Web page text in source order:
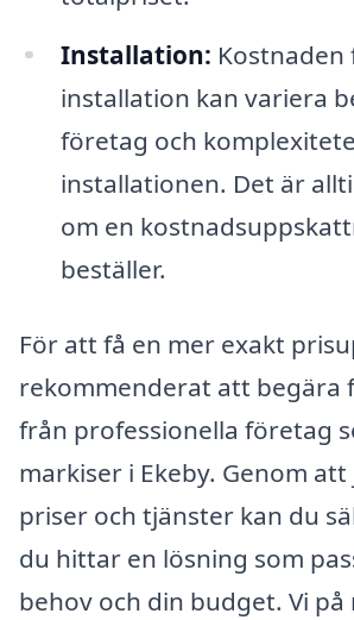
Installation: Kostnaden
installation kan variera
företag och
installationen. Det är
om en
beställer.
För att få en mer exakt
rekommenderat att begära
från professionella företag
markiser i Ekeby. Genom
priser och tjänster kan du
du hittar en lösning som
behov och din budget. Vi på